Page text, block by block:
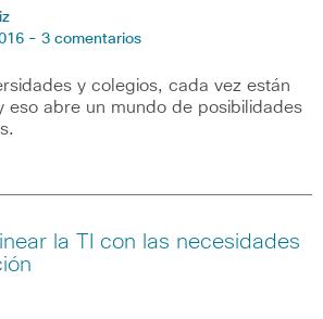
- 3 comentarios
y colegios, cada vez están
eso abre un mundo de posibilidades
la TI con las necesidades